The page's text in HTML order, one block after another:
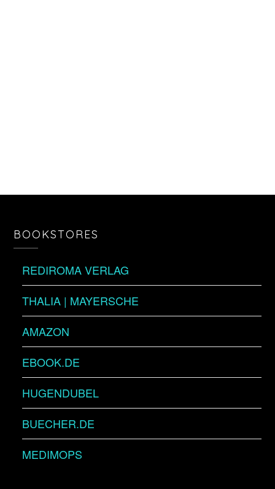
BOOKSTORES
REDIROMA VERLAG
THALIA | MAYERSCHE
AMAZON
EBOOK.DE
HUGENDUBEL
BUECHER.DE
MEDIMOPS